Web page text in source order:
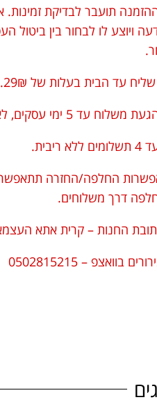
תועבר לבדיקת
ויוצע לו לבחור בין
החלפה/החזרה תתאפשר
דרך משלוחים.
החנות – קרית אתא
בוואצפ – 0502815215